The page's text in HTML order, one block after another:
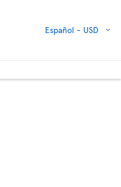
Español - USD